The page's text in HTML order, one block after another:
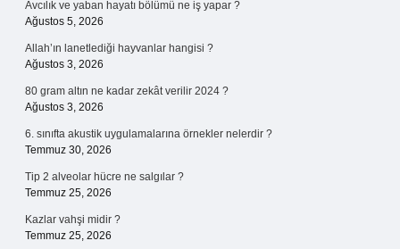
Avcılık ve yaban hayatı bölümü ne iş yapar ?
Ağustos 5, 2026
Allah’ın lanetlediği hayvanlar hangisi ?
Ağustos 3, 2026
80 gram altın ne kadar zekât verilir 2024 ?
Ağustos 3, 2026
6. sınıfta akustik uygulamalarına örnekler nelerdir ?
Temmuz 30, 2026
Tip 2 alveolar hücre ne salgılar ?
Temmuz 25, 2026
Kazlar vahşi midir ?
Temmuz 25, 2026